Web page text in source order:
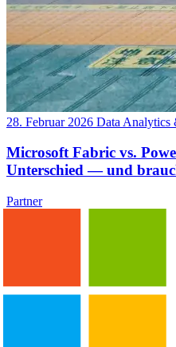
28. Februar 2026 Data Analytics
Microsoft Fabric vs.
Unterschied — und
Partner